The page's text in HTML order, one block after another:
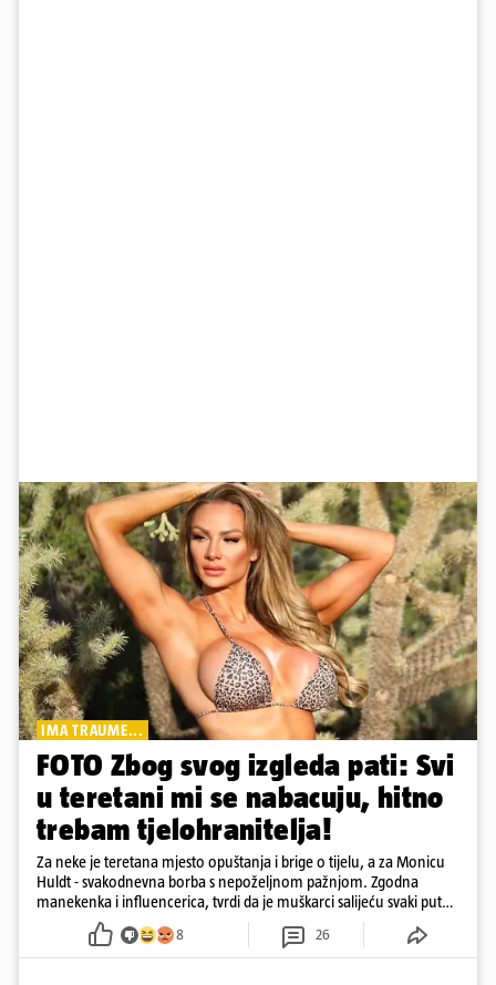
IMA TRAUME...
FOTO Zbog svog izgleda pati: Svi
u teretani mi se nabacuju, hitno
trebam tjelohranitelja!
Za neke je teretana mjesto opuštanja i brige o tijelu, a za Monicu
Huldt - svakodnevna borba s nepoželjnom pažnjom. Zgodna
manekenka i influencerica, tvrdi da je muškarci salijeću svaki put
kad dođe na trening
8 26